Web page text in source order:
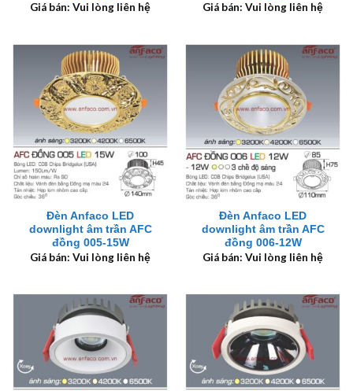
Giá bán: Vui lòng liên hệ Giá bán: Vui lòng liên hệ
Đèn Anfaco LED
downlight âm trần AFC
đồng 005-15W
Giá bán: Vui lòng liên hệ
Đèn Anfaco LED
downlight âm trần AFC
đồng 006-12W
Giá bán: Vui lòng liên hệ